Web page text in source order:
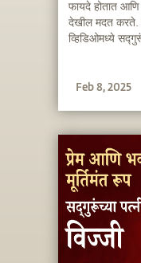
Special
From
फायदे होतात आणि
देखील मदत करते.
व्हिडिओमध्ये
Feb 8, 2025